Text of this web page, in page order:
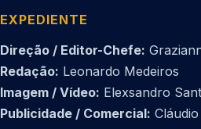
EXPEDIENTE
Direção / Editor-Chefe:
Redação: Leonardo Medeiros
Imagem / Vídeo: Elexsandro
Publicidade / Comercial: